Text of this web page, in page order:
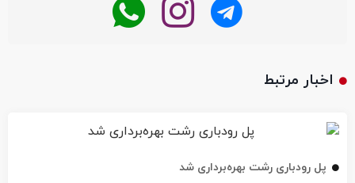
اخبار مرتبط
پل رودباری رشت بهره‌برداری شد